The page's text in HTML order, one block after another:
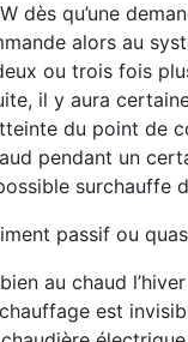
dès qu’une
alors au
ou trois fois
il y aura
du point de
pendant un
surchauffe
passif ou
au chaud
est